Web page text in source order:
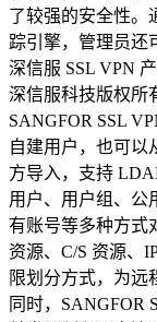
了较强的安全性。
踪引擎，管理员还
深信服 SSL VPN
深信服科技版权所
SANGFOR SSL
自建用户，也可以
方导入，支持
用户、用户组、公
有账号等多种方式
资源、C/S 资源、
限划分方式，为远
同时，SANGFOR